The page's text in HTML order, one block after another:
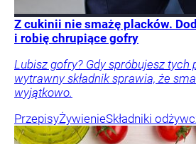
Z cukinii nie smażę placków.
i robię chrupiące gofry
Lubisz gofry? Gdy spróbujesz tych
wytrawny składnik sprawia, że
wyjątkowo.
PrzepisyŻywienieSkładniki